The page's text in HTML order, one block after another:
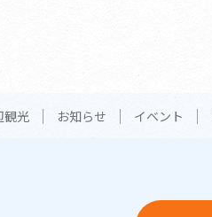
観光 お知らせ イベント